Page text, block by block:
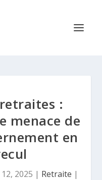
:
menace de
en
2025 | Retraite |